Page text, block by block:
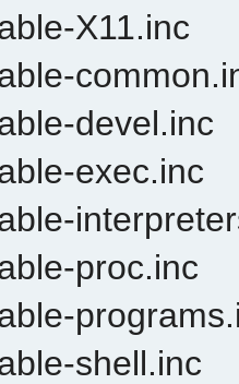
X11.inc
devel.inc
exec.inc
proc.inc
shell.inc